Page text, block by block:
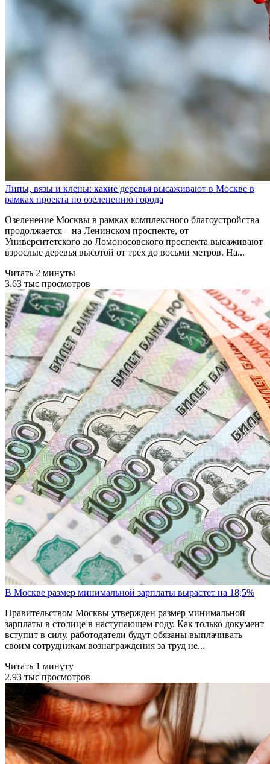
Липы, вязы и клены: какие деревья высаживают в Москве в
рамках проекта по озеленению города
Озеленение Москвы в рамках комплексного благоустройства
продолжается – на Ленинском проспекте, от
Университетского до Ломоносовского проспекта высаживают
взрослые деревья высотой от трех до восьми метров. На...
Читать 2 минуты
3.63 тыс просмотров
В Москве размер минимальной зарплаты вырастет на 18,5%
Правительством Москвы утвержден размер минимальной
зарплаты в столице в наступающем году. Как только документ
вступит в силу, работодатели будут обязаны выплачивать
своим сотрудникам вознаграждения за труд не...
Читать 1 минуту
2.93 тыс просмотров